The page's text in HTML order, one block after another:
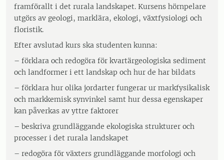
framförallt i det rurala landskapet. Kursens hörnpelare
utgörs av geologi, marklära, ekologi, växtfysiologi och
floristik.
Efter avslutad kurs ska studenten kunna:
– förklara och redogöra för kvartärgeologiska sediment
och landformer i ett landskap och hur de har bildats
– förklara hur olika jordarter fungerar ur markfysikalisk
och markkemisk synvinkel samt hur dessa egenskaper
kan påverkas av yttre faktorer
– beskriva grundläggande ekologiska strukturer och
processer i det rurala landskapet
– redogöra för växters grundläggande morfologi och